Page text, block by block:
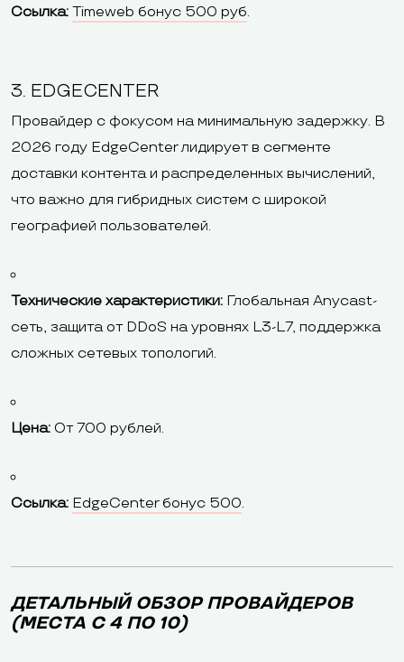
Ссылка: Timeweb бонус 500 руб.
3. EDGECENTER
Провайдер с фокусом на минимальную задержку. В
2026 году EdgeCenter лидирует в сегменте
доставки контента и распределенных вычислений,
что важно для гибридных систем с широкой
географией пользователей.
Технические характеристики: Глобальная Anycast-
сеть, защита от DDoS на уровнях L3-L7, поддержка
сложных сетевых топологий.
Цена: От 700 рублей.
Ссылка: EdgeCenter бонус 500.
ДЕТАЛЬНЫЙ ОБЗОР ПРОВАЙДЕРОВ
(МЕСТА С 4 ПО 10)